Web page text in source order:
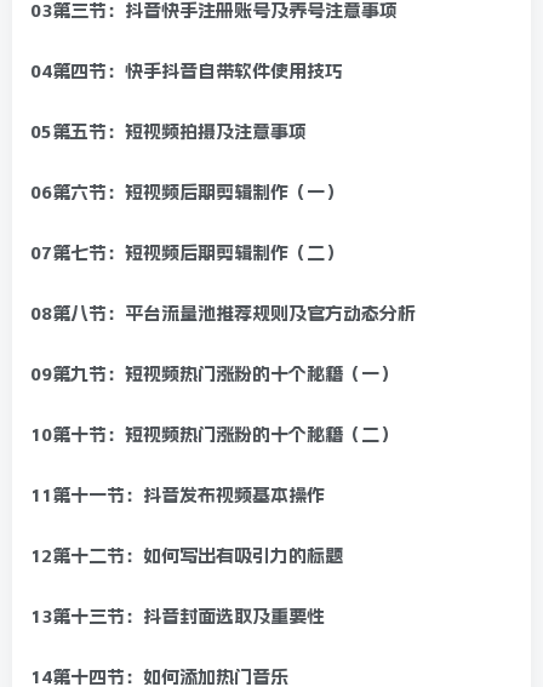
03第三节：抖音快手注册账号及养号注意事项
04第四节：快手抖音自带软件使用技巧
05第五节：短视频拍摄及注意事项
06第六节：短视频后期剪辑制作（一）
07第七节：短视频后期剪辑制作（二）
08第八节：平台流量池推荐规则及官方动态分析
09第九节：短视频热门涨粉的十个秘籍（一）
10第十节：短视频热门涨粉的十个秘籍（二）
11第十一节：抖音发布视频基本操作
12第十二节：如何写出有吸引力的标题
13第十三节：抖音封面选取及重要性
14第十四节：如何添加热门音乐